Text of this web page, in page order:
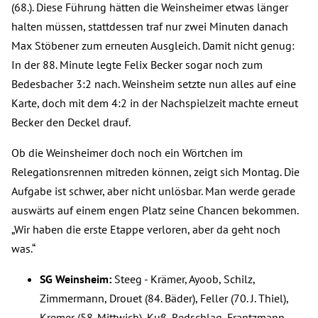
(68.). Diese Führung hätten die Weinsheimer etwas länger
halten müssen, stattdessen traf nur zwei Minuten danach
Max Stöbener zum erneuten Ausgleich. Damit nicht genug:
In der 88. Minute legte Felix Becker sogar noch zum
Bedesbacher 3:2 nach. Weinsheim setzte nun alles auf eine
Karte, doch mit dem 4:2 in der Nachspielzeit machte erneut
Becker den Deckel drauf.
Ob die Weinsheimer doch noch ein Wörtchen im
Relegationsrennen mitreden können, zeigt sich Montag. Die
Aufgabe ist schwer, aber nicht unlösbar. Man werde gerade
auswärts auf einem engen Platz seine Chancen bekommen.
„Wir haben die erste Etappe verloren, aber da geht noch
was.“
SG Weinsheim: Steeg - Krämer, Ayoob, Schilz,
Zimmermann, Drouet (84. Bäder), Feller (70. J. Thiel),